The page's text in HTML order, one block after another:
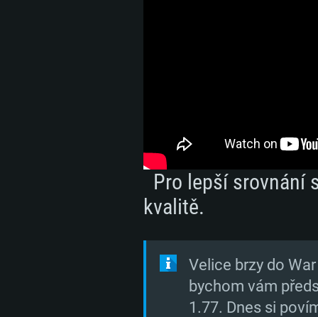
Pro lepší srovnání
kvalitě.
Velice brzy do
bychom vám
1.77. Dnes si